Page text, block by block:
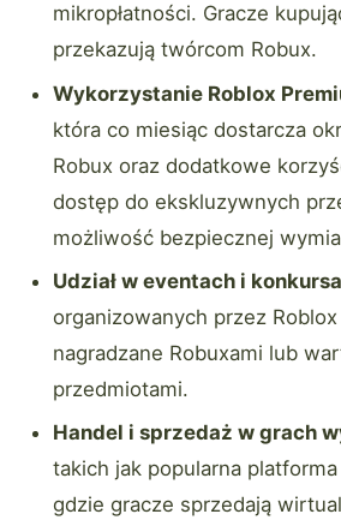
mikropłatności. Gracze
przekazują twórcom Robux.
Wykorzystanie Roblox
która co miesiąc dostarcza
Robux oraz dodatkowe
dostęp do ekskluzywnych
możliwość bezpiecznej
Udział w eventach i
organizowanych przez
nagradzane Robuxami lub
przedmiotami.
Handel i sprzedaż w grach
takich jak popularna platforma
gdzie gracze sprzedają